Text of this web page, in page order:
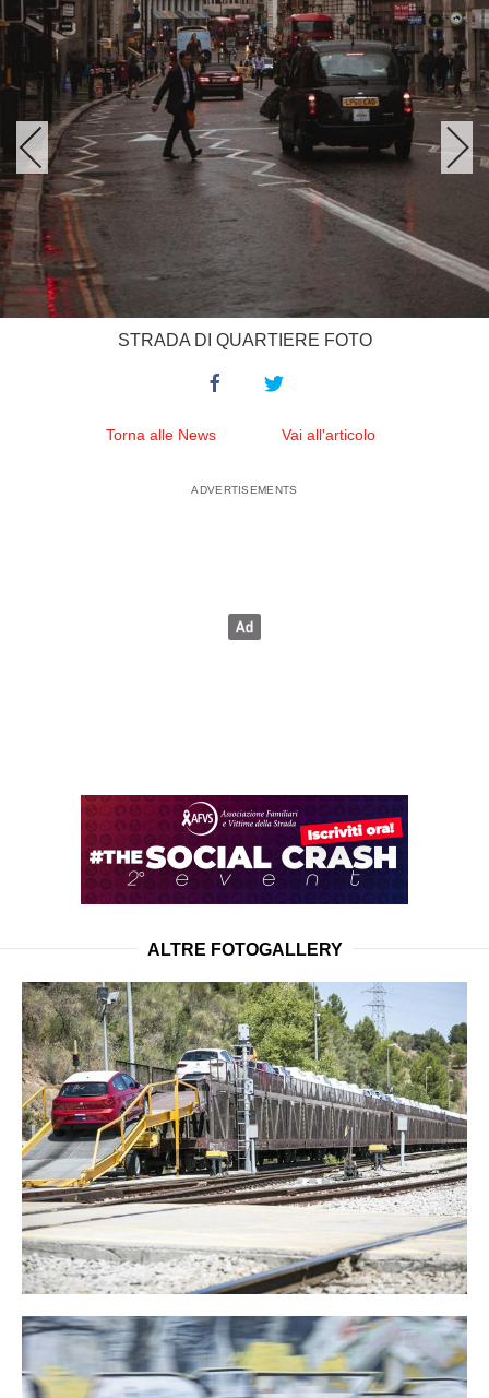
STRADA DI QUARTIERE FOTO
Torna alle News Vai all'articolo
ALTRE FOTOGALLERY